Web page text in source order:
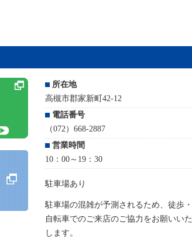
所在地
高槻市郡家新町42-12
電話番号
（072）668-2887
営業時間
10：00～19：30
駐車場あり
駐車場の混雑が予測されるため、徒歩・
自転車でのご来店のご協力をお願いいた
します。